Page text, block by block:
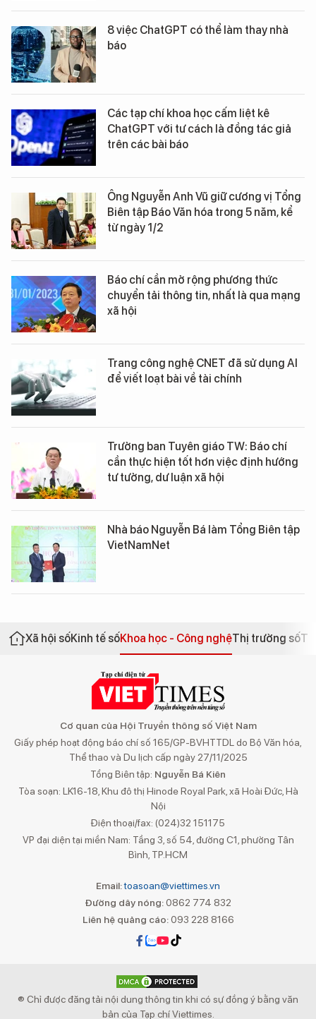
8 việc ChatGPT có thể làm thay nhà
báo
Các tạp chí khoa học cấm liệt kê
ChatGPT với tư cách là đồng tác giả
trên các bài báo
Ông Nguyễn Anh Vũ giữ cương vị Tổng
Biên tập Báo Văn hóa trong 5 năm, kể
từ ngày 1/2
Báo chí cần mở rộng phương thức
chuyển tải thông tin, nhất là qua mạng
xã hội
Trang công nghệ CNET đã sử dụng AI
để viết loạt bài về tài chính
Trưởng ban Tuyên giáo TW: Báo chí
cần thực hiện tốt hơn việc định hướng
tư tưởng, dư luận xã hội
Nhà báo Nguyễn Bá làm Tổng Biên tập
VietNamNet
Xã hội sốKinh tế sốKhoa học - Công nghệThị trường số
Cơ quan của Hội Truyền thông số Việt Nam
Giấy phép hoạt động báo chí số 165/GP-BVHTTDL do Bộ Văn hóa,
Thể thao và Du lịch cấp ngày 27/11/2025
Tổng Biên tập: Nguyễn Bá Kiên
Tòa soạn: LK16-18, Khu đô thị Hinode Royal Park, xã Hoài Đức, Hà
Nội
Điện thoại/fax: (024)32 151175
VP đại diện tại miền Nam: Tầng 3, số 54, đường C1, phường Tân
Bình, TP.HCM
Email:toasoan@viettimes.vn
Đường dây nóng: 0862 774 832
Liên hệ quảng cáo:093 228 8166
® Chỉ được đăng tải nội dung thông tin khi có sự đồng ý bằng văn
bản của Tạp chí Viettimes.